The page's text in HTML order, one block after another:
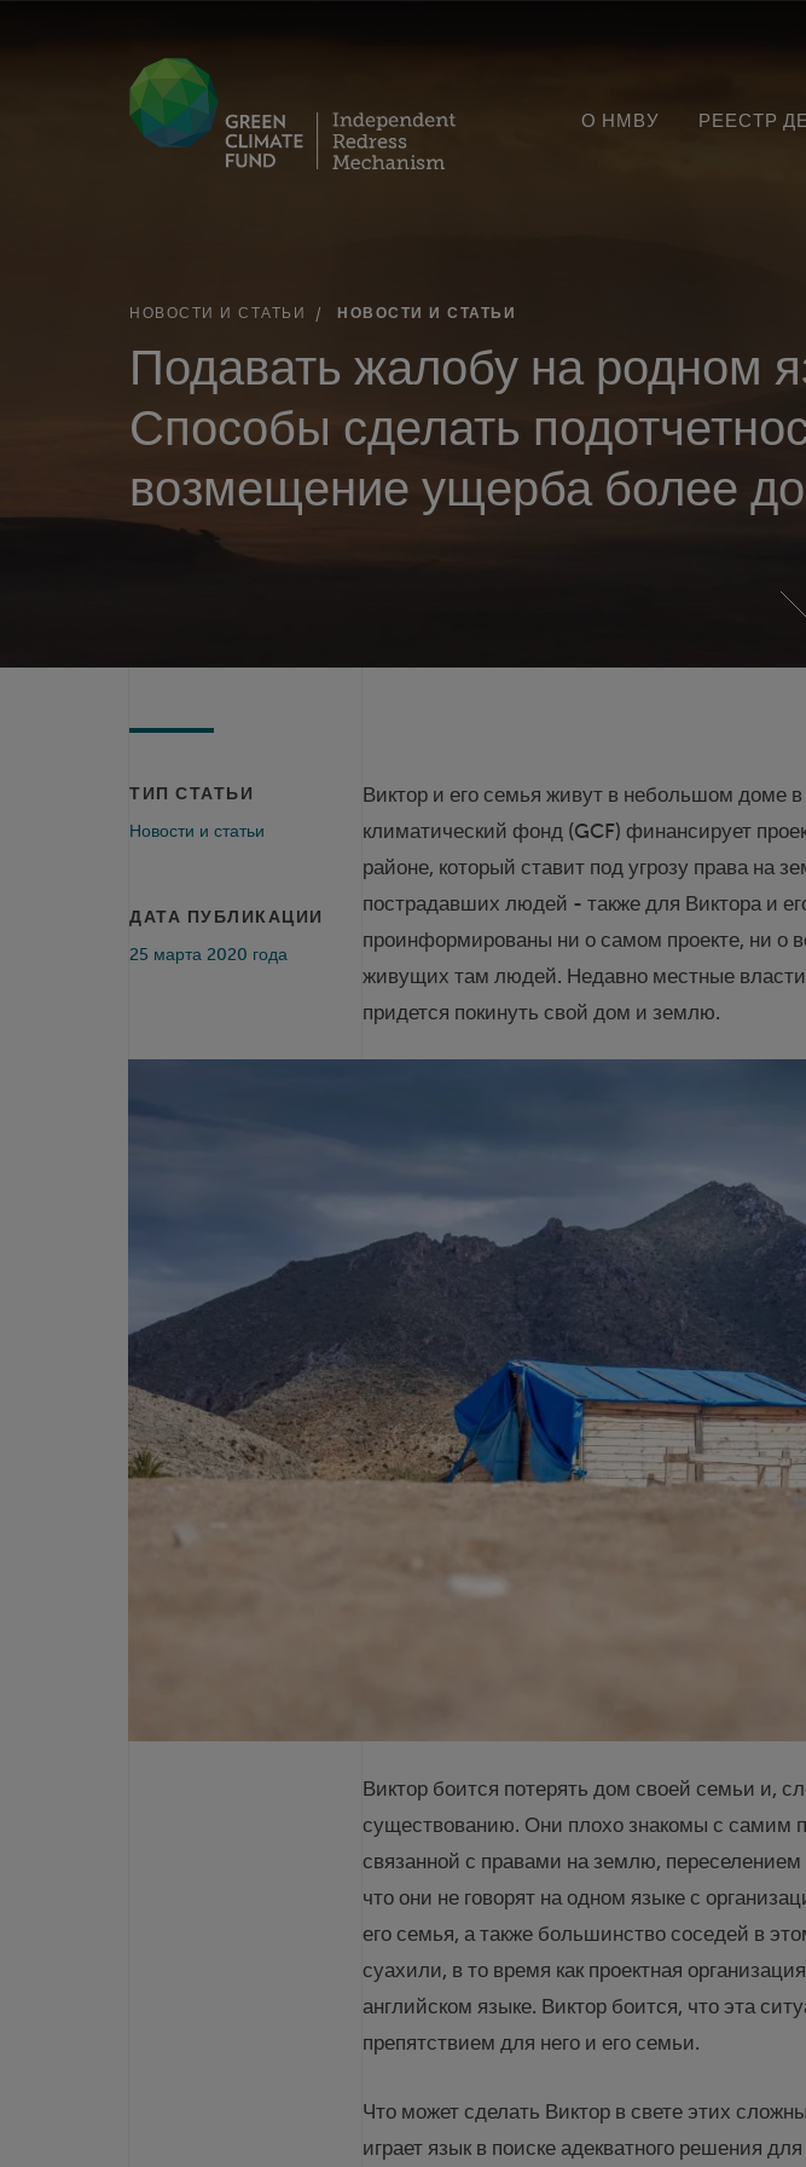
О НМВУ РЕЕСТР
НОВОСТИ И СТАТЬИ НОВОСТИ И СТАТЬИ
Подавать жалобу на родном
Способы сделать
возмещение ущерба более
ТИП СТАТЬИ
Новости и статьи
ДАТА ПУБЛИКАЦИИ
25 марта 2020 года
Виктор и его семья живут в небольшом доме
климатический фонд (GCF) финансирует
районе, который ставит под угрозу права на
пострадавших людей - также для Виктора и
проинформированы ни о самом проекте, ни о
живущих там людей. Недавно местные
придется покинуть свой дом и землю.
Виктор боится потерять дом своей семьи и,
существованию. Они плохо знакомы с самим
связанной с правами на землю,
что они не говорят на одном языке с
его семья, а также большинство соседей в
суахили, в то время как проектная
английском языке. Виктор боится, что эта
препятствием для него и его семьи.
Что может сделать Виктор в свете этих
играет язык в поиске адекватного решения